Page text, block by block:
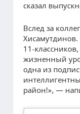
сказал
Вслед за
11-
жизненный
одна из
район!», —